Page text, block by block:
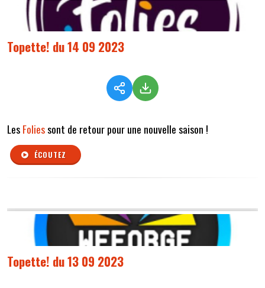
Topette! du 14 09 2023
LesFoliessont de retour pour une nouvelle saison !
ÉCOUTEZ
Topette! du 13 09 2023